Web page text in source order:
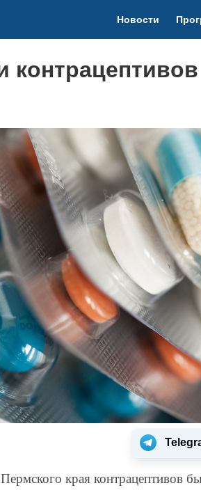
Новости
края контрацептивов